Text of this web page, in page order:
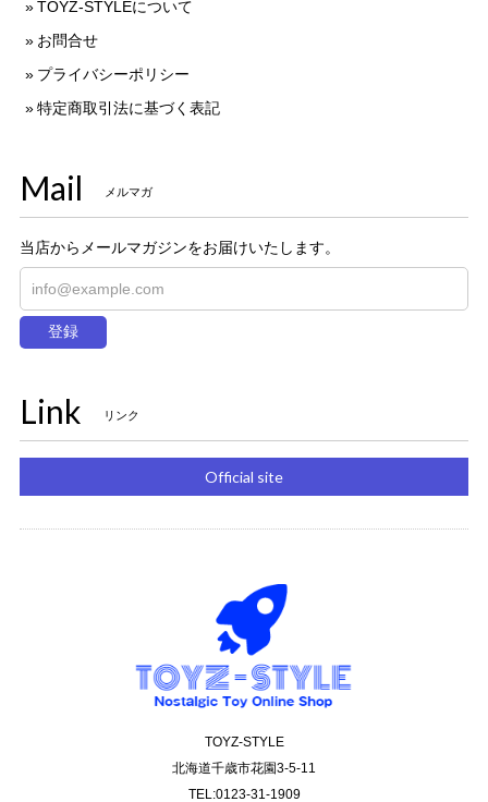
TOYZ-STYLEについて
お問合せ
プライバシーポリシー
特定商取引法に基づく表記
Mail メルマガ
当店からメールマガジンをお届けいたします。
登録
Link リンク
Official site
TOYZ-STYLE
北海道千歳市花園3-5-11
TEL:0123-31-1909